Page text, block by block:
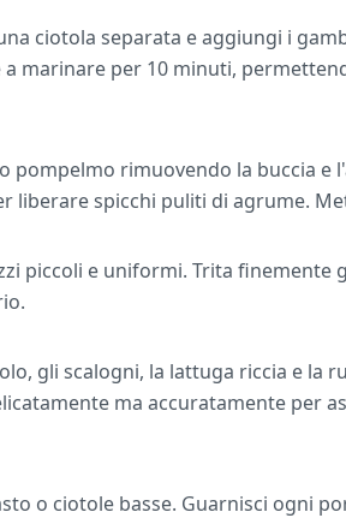
ciotola separata e aggiungi i
marinare per 10 minuti,
rimuovendo la buccia e
liberare spicchi puliti di agrume.
piccoli e uniformi. Trita finemente
gli scalogni, la lattuga riccia e la
ma accuratamente per
o ciotole basse. Guarnisci ogni